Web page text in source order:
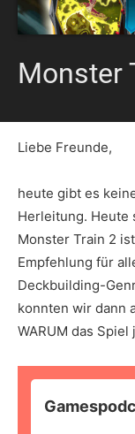
Monster
Liebe Freunde,
heute gibt es
Herleitung. Heute
Monster Train 2
Empfehlung für
Deckbuilding-
konnten wir dann
WARUM das